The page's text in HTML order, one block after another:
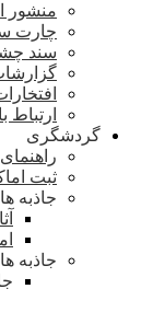
منشور
چارت
سند
ارتباط
گردشگری
ثبت
جاذبه
جاذبه